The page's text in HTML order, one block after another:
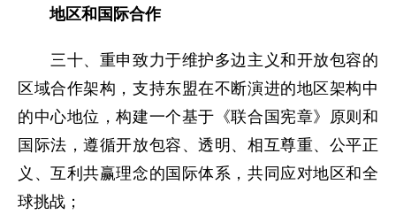
地区和国际合作
三十、重申致力于维护多边主义和开放包容的
区域合作架构，支持东盟在不断演进的地区架构中
的中心地位，构建一个基于《联合国宪章》原则和
国际法，遵循开放包容、透明、相互尊重、公平正
义、互利共赢理念的国际体系，共同应对地区和全
球挑战；